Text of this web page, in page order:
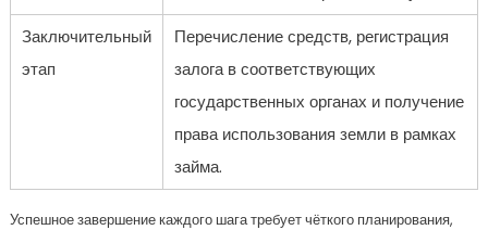
Заключительный
этап
Перечисление средств, регистрация
залога в соответствующих
государственных органах и получение
права использования земли в рамках
займа.
Успешное завершение каждого шага требует чёткого планирования,